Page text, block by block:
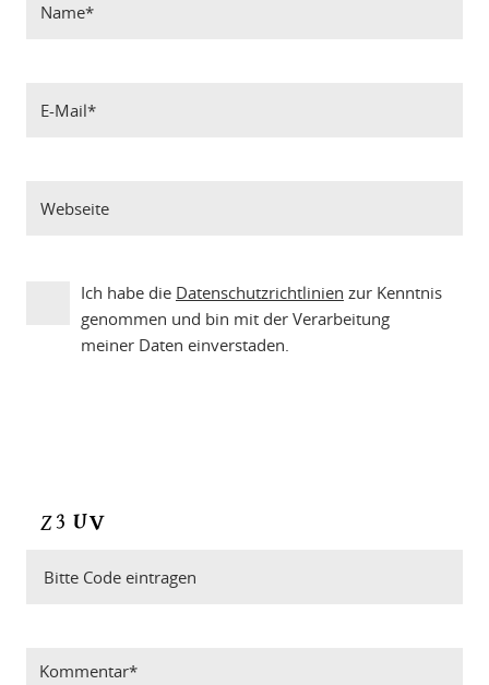
Ich habe die Datenschutzrichtlinien zur Kenntnis
genommen und bin mit der Verarbeitung
meiner Daten einverstaden.